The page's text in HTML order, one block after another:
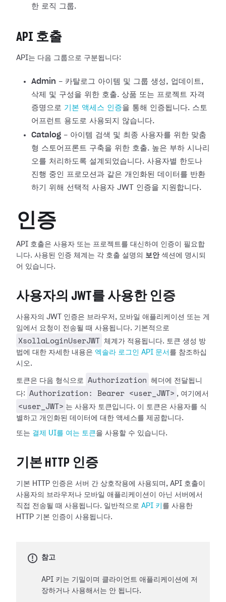
한 로직 그룹.
API 호출
API는 다음 그룹으로 구분됩니다:
Admin - 카탈로그 아이템 및 그룹 생성, 업데이트,
삭제 및 구성을 위한 호출. 상품 또는 프로젝트 자격
증명으로 기본 액세스 인증을 통해 인증됩니다. 스토
어프런트 용도로 사용되지 않습니다.
Catalog - 아이템 검색 및 최종 사용자를 위한 맞춤
형 스토어프론트 구축을 위한 호출. 높은 부하 시나리
오를 처리하도록 설계되었습니다. 사용자별 한도나
진행 중인 프로모션과 같은 개인화된 데이터를 반환
하기 위해 선택적 사용자 JWT 인증을 지원합니다.
인증
API 호출은 사용자 또는 프로젝트를 대신하여 인증이 필요합
니다. 사용된 인증 체계는 각 호출 설명의 보안섹션에 명시되
어 있습니다.
사용자의 JWT를 사용한 인증
사용자의 JWT 인증은 브라우저, 모바일 애플리케이션 또는 게
임에서 요청이 전송될 때 사용됩니다. 기본적으로
XsollaLoginUserJWT 체계가 적용됩니다. 토큰 생성 방
법에 대한 자세한 내용은 엑솔라 로그인 API 문서 를 참조하십
시오.
토큰은 다음 형식으로 Authorization
헤더에 전달됩니
다:
Authorization: Bearer <user_JWT> , 여기에서
<user_JWT> 는 사용자 토큰입니다. 이 토큰은 사용자를 식
별하고 개인화된 데이터에 대한 액세스를 제공합니다.
또는 결제 UI를 여는 토큰을 사용할 수 있습니다.
기본 HTTP 인증
기본 HTTP 인증은 서버 간 상호작용에 사용되며, API 호출이
사용자의 브라우저나 모바일 애플리케이션이 아닌 서버에서
직접 전송될 때 사용됩니다. 일반적으로 API 키 를 사용한
HTTP 기본 인증이 사용됩니다.
참고
API 키는 기밀이며 클라이언트 애플리케이션에 저
장하거나 사용해서는 안 됩니다.